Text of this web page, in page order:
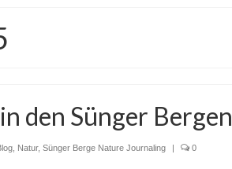
den Sünger Bergen
, Natur, Sünger Berge Nature Journaling | 0